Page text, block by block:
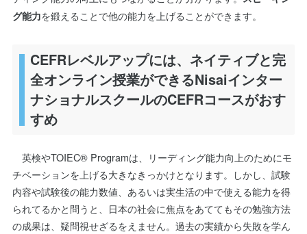
グ能力を鍛えることで他の能力を上げることができます。
CEFRレベルアップには、ネイティブと完
全オンライン授業ができるNisaiインター
ナショナルスクールのCEFRコースがおす
すめ
英検やTOIEC® Programは、リーディング能力向上のためにモ
チベーションを上げる大きなきっかけとなります。しかし、試験
内容や試験後の能力数値、あるいは実生活の中で使える能力を得
られてるかと問うと、日本の社会に焦点をあててもその勉強方法
の成果は、疑問視せざるをえません。過去の実績から失敗を学ん